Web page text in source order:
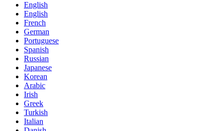
English
English
French
German
Portuguese
Spanish
Russian
Japanese
Korean
Arabic
Irish
Greek
Turkish
Italian